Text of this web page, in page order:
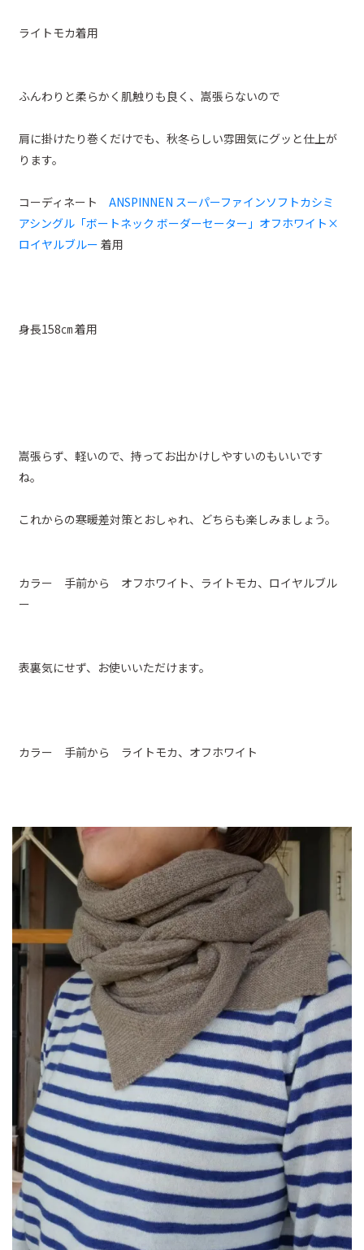
ライトモカ着用
ふんわりと柔らかく肌触りも良く、嵩張らないので
肩に掛けたり巻くだけでも、秋冬らしい雰囲気にグッと仕上が
ります。
コーディネートANSPINNEN スーパーファインソフトカシミ
アシングル「ボートネック ボーダーセーター」オフホワイト×
ロイヤルブルー 着用
身長158㎝ 着用
嵩張らず、軽いので、持ってお出かけしやすいのもいいです
ね。
これからの寒暖差対策とおしゃれ、どちらも楽しみましょう。
カラー 手前から オフホワイト、ライトモカ、ロイヤルブル
ー
表裏気にせず、お使いいただけます。
カラー 手前から ライトモカ、オフホワイト